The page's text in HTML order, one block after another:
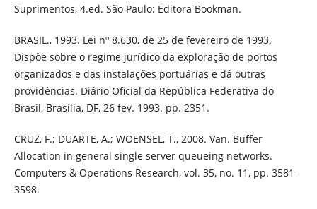
Suprimentos, 4.ed. São Paulo: Editora Bookman.
BRASIL., 1993. Lei nº 8.630, de 25 de fevereiro de 1993.
Dispõe sobre o regime jurídico da exploração de portos
organizados e das instalações portuárias e dá outras
providências. Diário Oficial da República Federativa do
Brasil, Brasília, DF, 26 fev. 1993. pp. 2351.
CRUZ, F.; DUARTE, A.; WOENSEL, T., 2008. Van. Buffer
Allocation in general single server queueing networks.
Computers & Operations Research, vol. 35, no. 11, pp. 3581 -
3598.